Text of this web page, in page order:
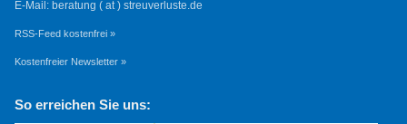
E-Mail: beratung ( at ) streuverluste.de
RSS-Feed kostenfrei »
Kostenfreier Newsletter »
So erreichen Sie uns: